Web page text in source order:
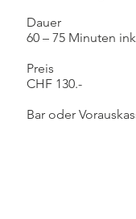
Dauer
60 – 75 Minuten
Preis
CHF 130.-
Bar oder